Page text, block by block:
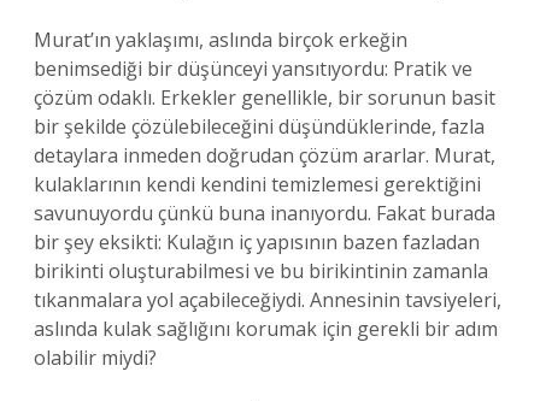
Murat’ın yaklaşımı, aslında birçok erkeğin
benimsediği bir düşünceyi yansıtıyordu: Pratik ve
çözüm odaklı. Erkekler genellikle, bir sorunun basit
bir şekilde çözülebileceğini düşündüklerinde, fazla
detaylara inmeden doğrudan çözüm ararlar. Murat,
kulaklarının kendi kendini temizlemesi gerektiğini
savunuyordu çünkü buna inanıyordu. Fakat burada
bir şey eksikti: Kulağın iç yapısının bazen fazladan
birikinti oluşturabilmesi ve bu birikintinin zamanla
tıkanmalara yol açabileceğiydi. Annesinin tavsiyeleri,
aslında kulak sağlığını korumak için gerekli bir adım
olabilir miydi?